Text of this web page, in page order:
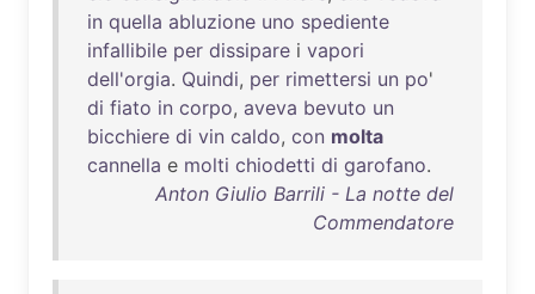
in quella abluzione uno spediente
infallibile per dissipare i vapori
dell'orgia. Quindi, per rimettersi un po'
di fiato in corpo, aveva bevuto un
bicchiere di vin caldo, con molta
cannella e molti chiodetti di garofano.
Anton Giulio Barrili - La notte del
Commendatore